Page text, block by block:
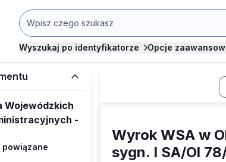
Wyszukaj po identyfikatorze Opcje
Wojewódzkich
-
Wyrok WSA w
sygn. I SA/Ol